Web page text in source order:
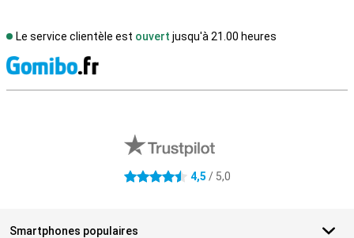
Le service clientèle est ouvert jusqu'à 21.00 heures
4.5 étoiles 4,5 / 5,0
Smartphones populaires